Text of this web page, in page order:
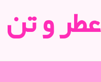
عطر و تن